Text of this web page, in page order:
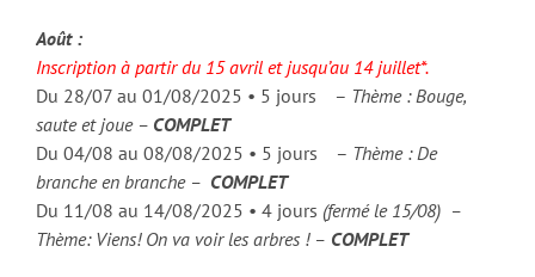
Août :
Inscription à partir du 15 avril et jusqu’au 14 juillet*.
Du 28/07 au 01/08/2025 • 5 jours – Thème : Bouge,
saute et joue – COMPLET
Du 04/08 au 08/08/2025 • 5 jours – Thème : De
branche en branche – COMPLET
Du 11/08 au 14/08/2025 • 4 jours (fermé le 15/08) –
Thème: Viens! On va voir les arbres ! – COMPLET